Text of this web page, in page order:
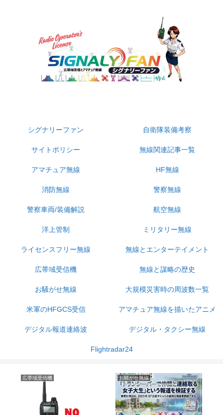
シグナリーファン 自衛隊装備考察
サイトポリシー 無線関連記事一覧
アマチュア無線 HF無線
消防無線 警察無線
警察車両/装備解説 航空無線
洋上管制 ミリタリー無線
ライセンスフリー無線 無線とエンターテイメント
広帯域受信機 無線と謀略の歴史
お騒がせ無線 大規模災害時の周波数一覧
米軍のHFGCS受信 アマチュア無線を描いたアニメ
デジタル報道連絡波 デジタル・タクシー無線
Flightradar24
ミリタリー無線 おすすめ記事